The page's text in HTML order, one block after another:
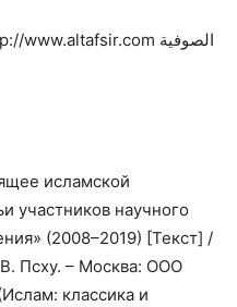
www.altafsir.com الصوفية
исламской
участников научного
(2008–2019) [Текст] /
Псху. – Москва: ООО
классика и